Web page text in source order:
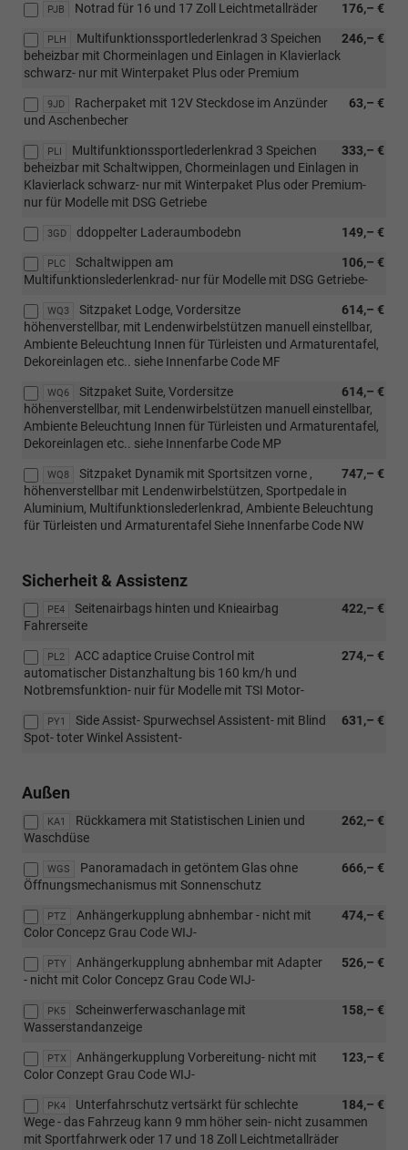
PJB 176,– €
Notrad für 16 und 17 Zoll Leichtmetallräder
PLH 246,– €
Multifunktionssportlederlenkrad 3 Speichen
beheizbar mit Chormeinlagen und Einlagen in Klavierlack
schwarz- nur mit Winterpaket Plus oder Premium
9JD 63,– €
Racherpaket mit 12V Steckdose im Anzünder
und Aschenbecher
PLI 333,– €
Multifunktionssportlederlenkrad 3 Speichen
beheizbar mit Schaltwippen, Chormeinlagen und Einlagen in
Klavierlack schwarz- nur mit Winterpaket Plus oder Premium-
nur für Modelle mit DSG Getriebe
3GD 149,– €
ddoppelter Laderaumbodebn
PLC 106,– €
Schaltwippen am
Multifunktionslederlenkrad- nur für Modelle mit DSG Getriebe-
WQ3 614,– €
Sitzpaket Lodge, Vordersitze
höhenverstellbar, mit Lendenwirbelstützen manuell einstellbar,
Ambiente Beleuchtung Innen für Türleisten und Armaturentafel,
Dekoreinlagen etc.. siehe Innenfarbe Code MF
WQ6 614,– €
Sitzpaket Suite, Vordersitze
höhenverstellbar, mit Lendenwirbelstützen manuell einstellbar,
Ambiente Beleuchtung Innen für Türleisten und Armaturentafel,
Dekoreinlagen etc.. siehe Innenfarbe Code MP
WQ8 747,– €
Sitzpaket Dynamik mit Sportsitzen vorne ,
höhenverstellbar mit Lendenwirbelstützen, Sportpedale in
Aluminium, Multifunktionslederlenkrad, Ambiente Beleuchtung
für Türleisten und Armaturentafel Siehe Innenfarbe Code NW
Sicherheit & Assistenz
PE4 422,– €
Seitenairbags hinten und Knieairbag
Fahrerseite
PL2 274,– €
ACC adaptice Cruise Control mit
automatischer Distanzhaltung bis 160 km/h und
Notbremsfunktion- nuir für Modelle mit TSI Motor-
PY1 631,– €
Side Assist- Spurwechsel Assistent- mit Blind
Spot- toter Winkel Assistent-
Außen
KA1 262,– €
Rückkamera mit Statistischen Linien und
Waschdüse
WGS 666,– €
Panoramadach in getöntem Glas ohne
Öffnungsmechanismus mit Sonnenschutz
PTZ 474,– €
Anhängerkupplung abnhembar - nicht mit
Color Concepz Grau Code WIJ-
PTY 526,– €
Anhängerkupplung abnhembar mit Adapter
- nicht mit Color Concepz Grau Code WIJ-
PK5 158,– €
Scheinwerferwaschanlage mit
Wasserstandanzeige
PTX 123,– €
Anhängerkupplung Vorbereitung- nicht mit
Color Conzept Grau Code WIJ-
PK4 184,– €
Unterfahrschutz vertsärkt für schlechte
Wege - das Fahrzeug kann 9 mm höher sein- nicht zusammen
mit Sportfahrwerk oder 17 und 18 Zoll Leichtmetallräder